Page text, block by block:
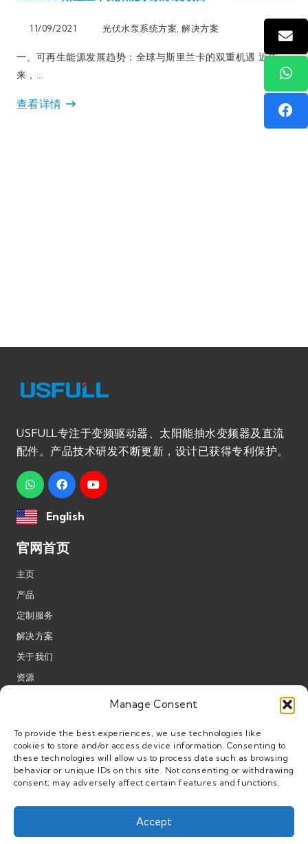
Manage Consent
To provide the best experiences, we use technologies like
cookies to store and/or access device information. Consenting to
these technologies will allow us to process data such as browsing
behavior or unique IDs on this site. Not consenting or withdrawing
consent, may adversely affect certain features and functions.
Accept
11/09/2021 光伏水泵系统方案 ,解决方案
一、可再生能源发展趋势：全球与斯里兰卡的双重机遇​ 近年
来，…
查看详情
USFULL专注于变频驱动器、太阳能抽水变频器及直流
配件。产品技术研发不断更新，设计已获得专利保护。
English
官网首页
主页
产品
定制服务
解决方案
关于我们
资源
联系我们
This website uses cookies to improve your